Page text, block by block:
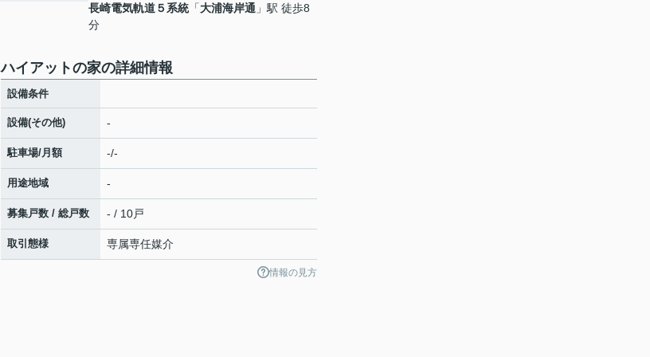
長崎電気軌道５系統「大浦海岸通 」駅 徒歩8
分
ハイアットの家の詳細情報
設備条件
設備(その他) -
駐車場/月額 -/-
用途地域 -
募集戸数 / 総戸数 - / 10戸
取引態様 専属専任媒介
情報の見方